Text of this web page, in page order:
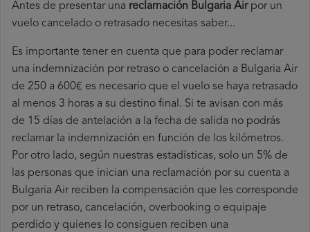
Antes de presentar una reclamación Bulgaria Airpor un
vuelo cancelado o retrasado necesitas saber...
Es importante tener en cuenta que para poder reclamar
una indemnización por retraso o cancelación a Bulgaria Air
de 250 a 600€ es necesario que el vuelo se haya retrasado
al menos 3 horas a su destino final. Si te avisan con más
de 15 días de antelación a la fecha de salida no podrás
reclamar la indemnización en función de los kilómetros.
Por otro lado, según nuestras estadísticas, solo un 5% de
las personas que inician una reclamación por su cuenta a
Bulgaria Air reciben la compensación que les corresponde
por un retraso, cancelación, overbooking o equipaje
perdido y quienes lo consiguen reciben una